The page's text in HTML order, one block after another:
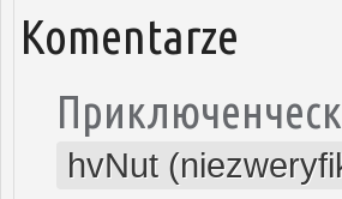
Komentarze
hvNut